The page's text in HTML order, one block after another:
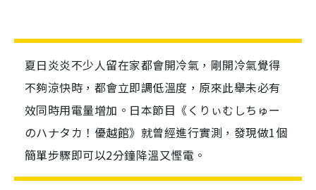
夏日炎炎不少人留在家都會開冷氣，剛開冷氣覺得
不夠涼快時，都會立即調低溫度，原來此舉未必有
效同時用電量增加。日本節目《くりぃむしちゅー
のハナタカ！優越館》就曾經進行實測，發現做1個
簡單步驟即可以2分鐘降溫又慳電。